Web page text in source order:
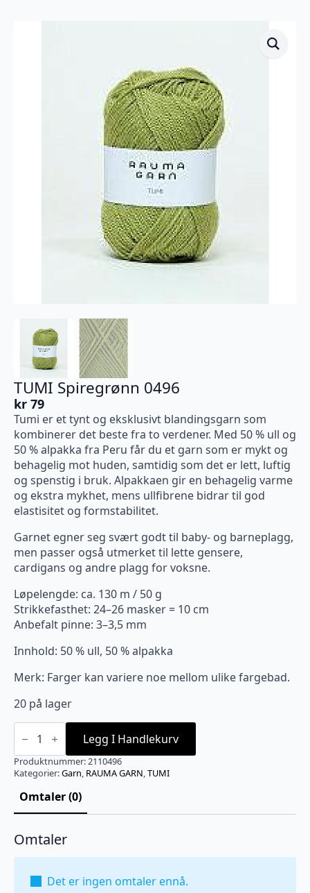
TUMI Spiregrønn 0496
kr 79
Tumi er et tynt og eksklusivt blandingsgarn som
kombinerer det beste fra to verdener. Med 50 % ull og
50 % alpakka fra Peru får du et garn som er mykt og
behagelig mot huden, samtidig som det er lett, luftig
og spenstig i bruk. Alpakkaen gir en behagelig varme
og ekstra mykhet, mens ullfibrene bidrar til god
elastisitet og formstabilitet.
Garnet egner seg svært godt til baby- og barneplagg,
men passer også utmerket til lette gensere,
cardigans og andre plagg for voksne.
Løpelengde: ca. 130 m / 50 g
Strikkefasthet: 24–26 masker = 10 cm
Anbefalt pinne: 3–3,5 mm
Innhold: 50 % ull, 50 % alpakka
Merk: Farger kan variere noe mellom ulike fargebad.
20 på lager
TUMI
Spiregrønn
antall
Legg I Handlekurv
Produktnummer:2110496
Kategorier:Garn, RAUMA GARN,TUMI
Omtaler (0)
Omtaler
Det er ingen omtaler ennå.